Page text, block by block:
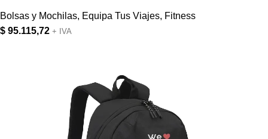
Bolsas y Mochilas, Equipa Tus Viajes, Fitness
$ 95.115,72 + IVA